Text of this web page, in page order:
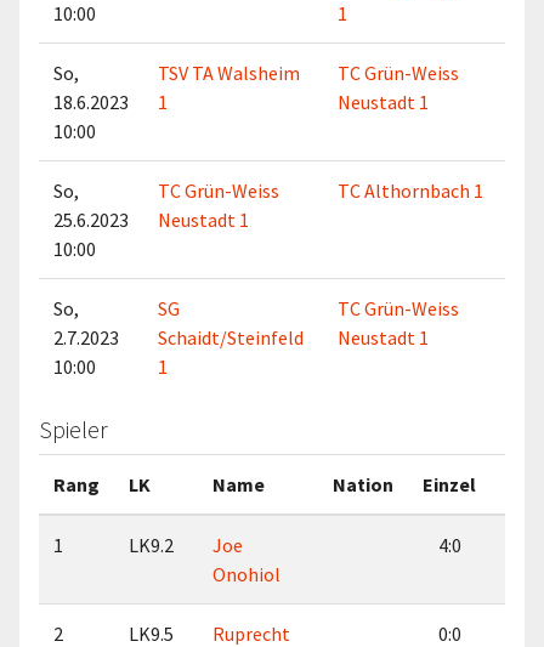
10:00
1
So,
18.6.2023
10:00
TSV TA Walsheim
1
TC Grün-Weiss
Neustadt 1
So,
25.6.2023
10:00
TC Grün-Weiss
Neustadt 1
TC Althornbach 1
So,
2.7.2023
10:00
SG
Schaidt/Steinfeld
1
TC Grün-Weiss
Neustadt 1
Spieler
Rang LK Name Nation Einzel
1 LK9.2
Joe
Onohiol
4:0
2 LK9.5
Ruprecht
0:0